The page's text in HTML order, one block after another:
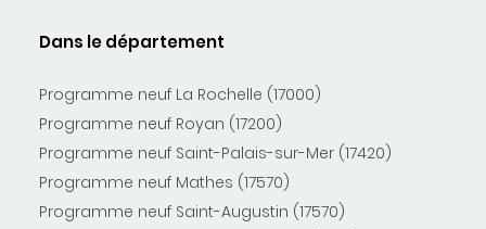
Dans le département
Programme neuf La Rochelle (17000)
Programme neuf Royan (17200)
Programme neuf Saint-Palais-sur-Mer (17420)
Programme neuf Mathes (17570)
Programme neuf Saint-Augustin (17570)